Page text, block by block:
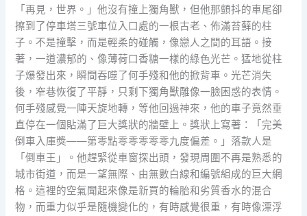
「再見，世界。」他沒有撞上獨角獸，但他那顫抖的車尾卻
擦到了停車塔三號車位入口處的一根古老、佈滿苔蘚的柱
子。不是撞擊，而是輕柔的碰觸，像戀人之間的耳語。接
著，一道濃郁的、像薄荷口香糖一樣的綠色光芒。猛地從柱
子爆發出來，瞬間吞噬了何手殘和他的掀背車。光芒消失
後，窄巷恢復了平靜，只剩下獨角獸雕像一臉困惑的表情。
何手殘感覺一陣天旋地轉，等他回過神來，他的車子竟然垂
直停在一個貼滿了巨大獎狀的牆壁上。獎狀上寫著：「完美
倒車入庫獎——第零點零零零零零九度偏差。」落款人是
「倒車王」。他趕緊從車窗探出頭，發現周圍不再是熟悉的
城市街道，而是一望無際、由無數白線和編號組成的巨大網
格。這裡的空氣聞起來像是新買的輪胎和劣質香水的混合
物，而重力似乎是隨機變化的，有時感覺很重，有時像漂浮